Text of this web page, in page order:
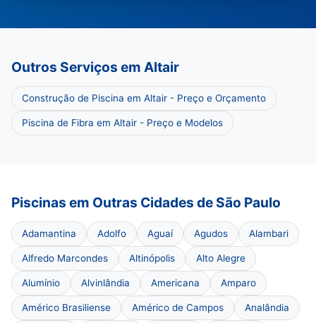
Outros Serviços em Altair
Construção de Piscina em Altair - Preço e Orçamento
Piscina de Fibra em Altair - Preço e Modelos
Piscinas em Outras Cidades de São Paulo
Adamantina Adolfo Aguaí Agudos Alambari
Alfredo Marcondes Altinópolis Alto Alegre
Alumínio Alvinlândia Americana Amparo
Américo Brasiliense Américo de Campos Analândia